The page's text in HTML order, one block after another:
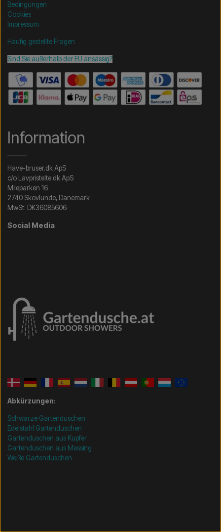
Bedingungen
Cookies
Impressum
Häufig gestellte Fragen
Sind Sie außerhalb der EU ansässig?
Information
Have-bruser.dk ApS
c/o Lavpristelte.dk ApS
Mileparken 16
2740 Skovlunde, Dänemark
MwSt: DK36085606
Social Media
Abkürzungen:
Schwarze Gartenduschen
Edelstahl Gartenduschen
Gartenduschen aus Kupfer
Gartenduschen aus Messing
Weiße Gartenduschen